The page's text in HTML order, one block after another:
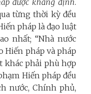
được khẳng định.
từng thời kỳ đều
pháp là đạo luật
nhất; “Nhà nước
Hiến pháp và pháp
khác phải phù hợp
Hiến pháp đều
nước, Chính phủ,